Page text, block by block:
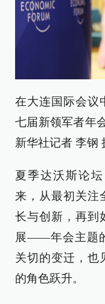
在大连国际会议
七届新领军者年
新华社记者 李钢
夏季达沃斯论
来，从最初关注
长与创新，再到
展——年会主题
关切的变迁，也
的角色跃升。